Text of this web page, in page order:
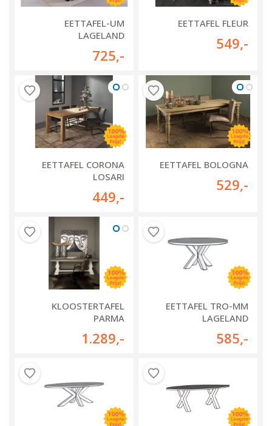
EETTAFEL-UM
LAGELAND
725,-
EETTAFEL FLEUR
549,-
EETTAFEL CORONA
LOSARI
449,-
EETTAFEL BOLOGNA
529,-
KLOOSTERTAFEL
PARMA
1.289,-
EETTAFEL TRO-MM
LAGELAND
585,-